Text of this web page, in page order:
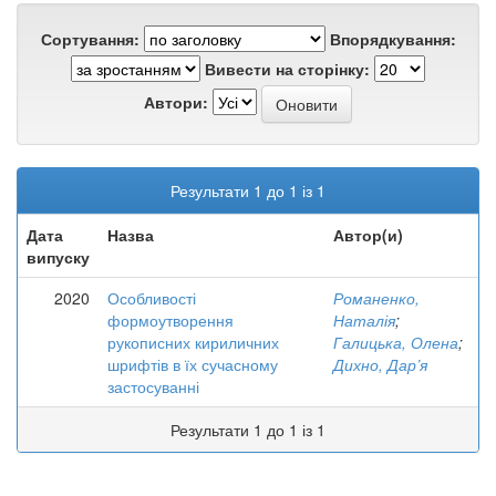
Сортування:
Впорядкування:
Вивести на сторінку:
Автори:
Результати 1 до 1 із 1
Дата
випуску
Назва Автор(и)
2020
Особливості
формоутворення
рукописних кириличних
шрифтів в їх сучасному
застосуванні
Романенко,
Наталія;
Галицька, Олена;
Дихно, Дар’я
Результати 1 до 1 із 1